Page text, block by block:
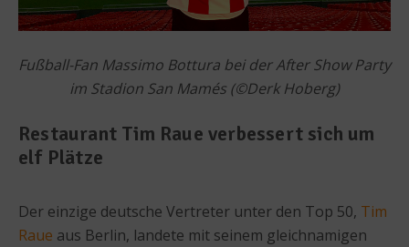
Fußball-Fan Massimo Bottura bei der After Show Party
im Stadion San Mamés (©Derk Hoberg)
Restaurant Tim Raue verbessert sich um
elf Plätze
Der einzige deutsche Vertreter unter den Top 50, Tim
Raue aus Berlin, landete mit seinem gleichnamigen